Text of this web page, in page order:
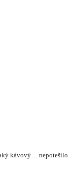
kávový… nepotešilo